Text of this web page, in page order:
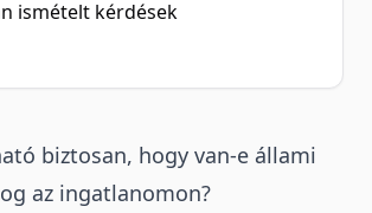
ismételt kérdések
biztosan, hogy van-e állami
az ingatlanomon?